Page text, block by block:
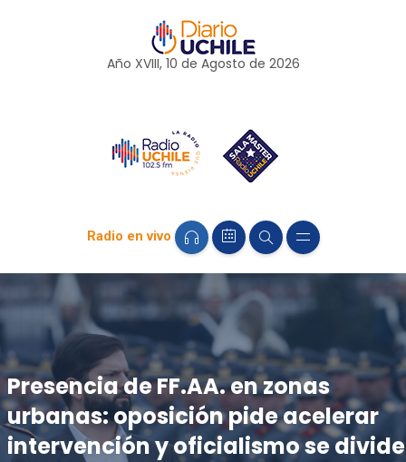
Año XVIII, 10 de Agosto de 2026
Radio en vivo
Presencia de FF.AA. en zonas
urbanas: oposición pide acelerar
intervención y oficialismo se divide